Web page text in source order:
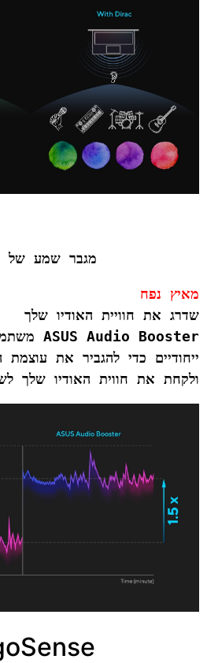
מגבר שמע של ASUS
מאיץ נפח
ולקחת את חווית האודיו שלך